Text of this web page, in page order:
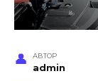
АВТОР
admin